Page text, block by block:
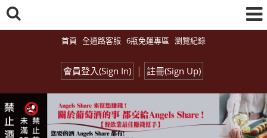
首頁 全通路客服 6瓶免運專區 瀏覽紀錄
會員登入(Sign In) | 註冊(Sign Up)